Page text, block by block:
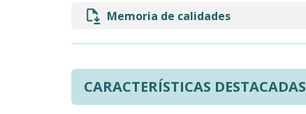
Memoria de calidades
CARACTERÍSTICAS DESTACADAS